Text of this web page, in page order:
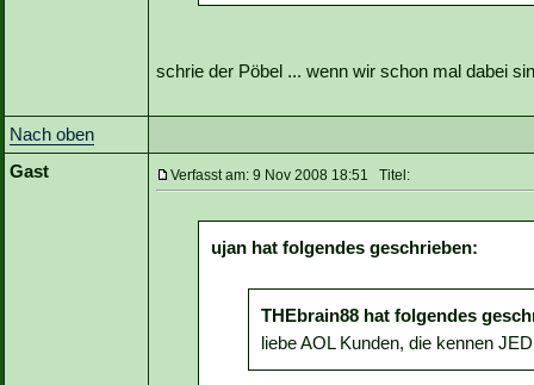
schrie der Pöbel ... wenn wir schon mal dabei
Nach oben
Gast
Verfasst am: 9 Nov 2008 18:51 Titel:
ujan hat folgendes geschrieben:
THEbrain88 hat folgendes
liebe AOL Kunden, die kennen